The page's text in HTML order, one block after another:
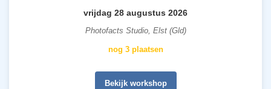
vrijdag 28 augustus 2026
Photofacts Studio, Elst (Gld)
nog 3 plaatsen
Bekijk workshop